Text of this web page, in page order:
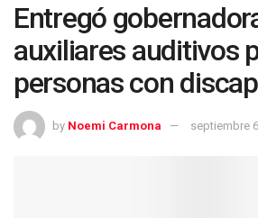
Entregó
auxiliares auditivos
personas con
by Noemi Carmona septiembre